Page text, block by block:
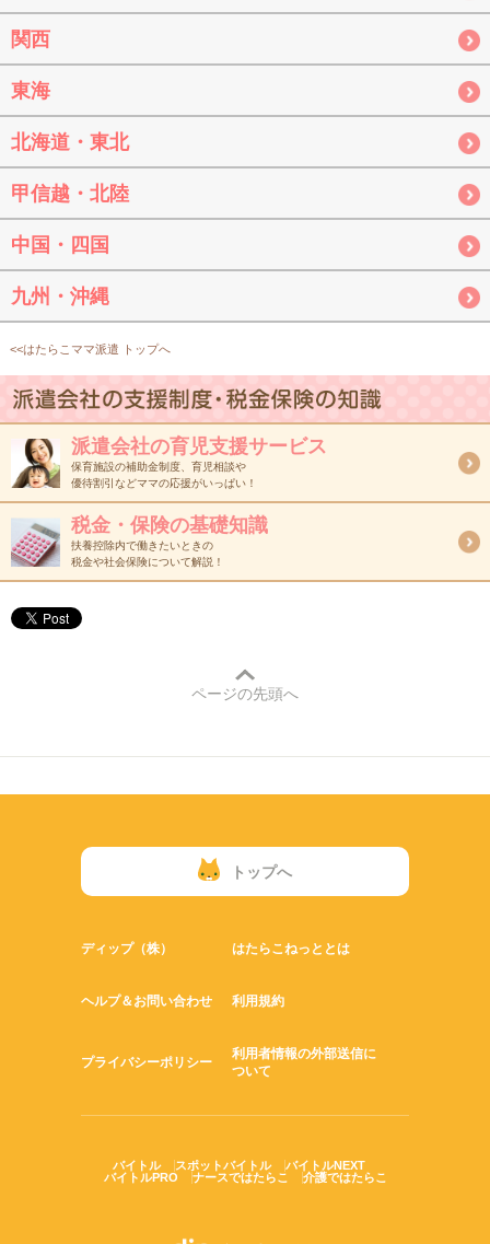
関西
東海
北海道・東北
甲信越・北陸
中国・四国
九州・沖縄
<<はたらこママ派遣 トップへ
派遣会社の育児支援サービス
保育施設の補助金制度、育児相談や
優待割引などママの応援がいっぱい！
税金・保険の基礎知識
扶養控除内で働きたいときの
税金や社会保険について解説！
ページの先頭へ
トップへ
ディップ（株） はたらこねっととは
ヘルプ＆お問い合わせ 利用規約
プライバシーポリシー
利用者情報の外部送信に
ついて
バイトル スポットバイトル
バイトルNEXT
バイトルPRO
ナースではたらこ 介護ではたらこ